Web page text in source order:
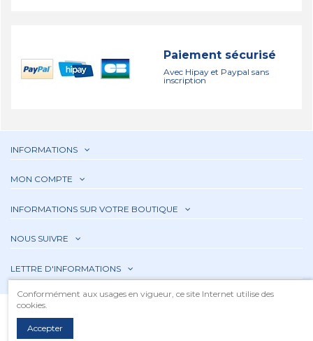
Paiement sécurisé
Avec Hipay et Paypal sans
inscription
INFORMATIONS
MON COMPTE
INFORMATIONS SUR VOTRE BOUTIQUE
NOUS SUIVRE
LETTRE D'INFORMATIONS
Conformément aux usages en vigueur, ce site Internet utilise des
cookies.
Accepter